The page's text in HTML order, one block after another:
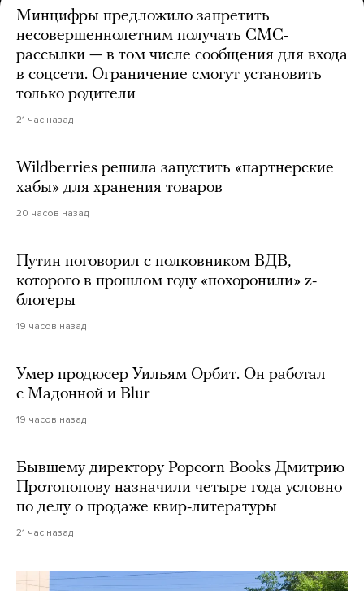
Минцифры предложило запретить
несовершеннолетним получать СМС-
рассылки — в том числе сообщения для входа
в соцсети. Ограничение смогут установить
только родители
21 час назад
Wildberries решила запустить «партнерские
хабы» для хранения товаров
20 часов назад
Путин поговорил с полковником ВДВ,
которого в прошлом году «похоронили» z-
блогеры
19 часов назад
Умер продюсер Уильям Орбит. Он работал
с Мадонной и Blur
19 часов назад
Бывшему директору Popcorn Books Дмитрию
Протопопову назначили четыре года условно
по делу о продаже квир-литературы
21 час назад